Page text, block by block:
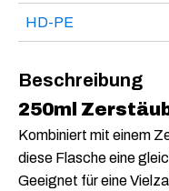
HD-PE
Beschreibung
250ml
Kombiniert mit einem
diese Flasche eine
Geeignet für eine